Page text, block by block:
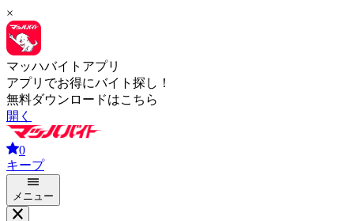
×
マッハバイトアプリ
アプリでお得にバイト探し！
無料ダウンロードはこちら
開く
0
キープ
メニュー